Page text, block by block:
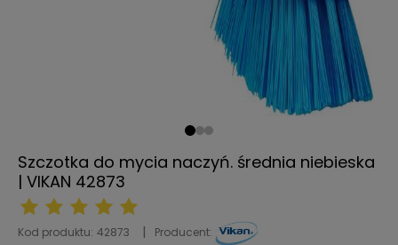
Szczotka do mycia naczyń. średnia niebieska
| VIKAN 42873
Kod produktu: 42873 Producent: